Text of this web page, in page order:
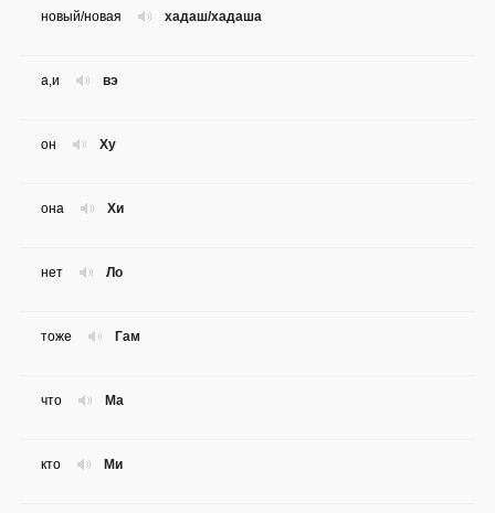
хадаш/хадаша
новый/новая
вэ
а,и
Ху
он
Хи
она
Ло
нет
Гам
тоже
Ма
что
Ми
кто